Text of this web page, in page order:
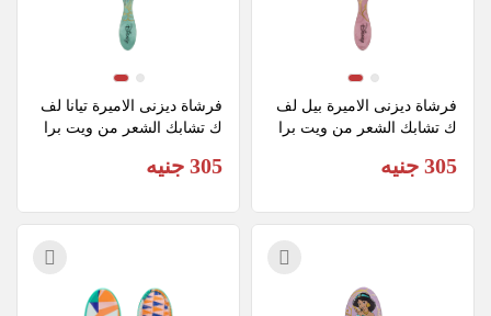
فرشاة ديزنى الاميرة بيل لف
ك تشابك الشعر من ويت برا
305 جنيه
فرشاة ديزنى الاميرة تيانا لف
ك تشابك الشعر من ويت برا
305 جنيه